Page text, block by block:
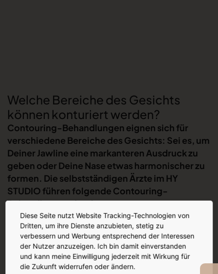
Welche Bereiche des Gesichts
können konturiert werden?
Contouring-Behandlungen eignen sich für
verschiedene Bereiche des Gesichts: Sei es, um
Deiner Jawline eine markanteren Ausdruck zu
geben oder Deine Nase etwas harmonischer zu
formen. Die selbstständigen Ärzte im HY
STUDIO führen folgende Contouring-
Behandlungen durch:
Facial Slimming im Bereich des Kaumuskels
Fadenlifting im Gesicht oder am Hals
Jawline-Korrekturen
Kinnkorrektur
Diese Seite nutzt Website Tracking-Technologien von
Dritten, um ihre Dienste anzubieten, stetig zu
verbessern und Werbung entsprechend der Interessen
der Nutzer anzuzeigen. Ich bin damit einverstanden
und kann meine Einwilligung jederzeit mit Wirkung für
die Zukunft widerrufen oder ändern.